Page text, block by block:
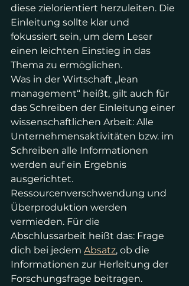
diese zielorientiert herzuleiten. Die
Einleitung sollte klar und
fokussiert sein, um dem Leser
einen leichten Einstieg in das
Thema zu ermöglichen.
Was in der Wirtschaft „lean
management“ heißt, gilt auch für
das Schreiben der Einleitung einer
wissenschaftlichen Arbeit: Alle
Unternehmensaktivitäten bzw. im
Schreiben alle Informationen
werden auf ein Ergebnis
ausgerichtet.
Ressourcenverschwendung und
Überproduktion werden
vermieden. Für die
Abschlussarbeit heißt das: Frage
dich bei jedem Absatz, ob die
Informationen zur Herleitung der
Forschungsfrage beitragen.